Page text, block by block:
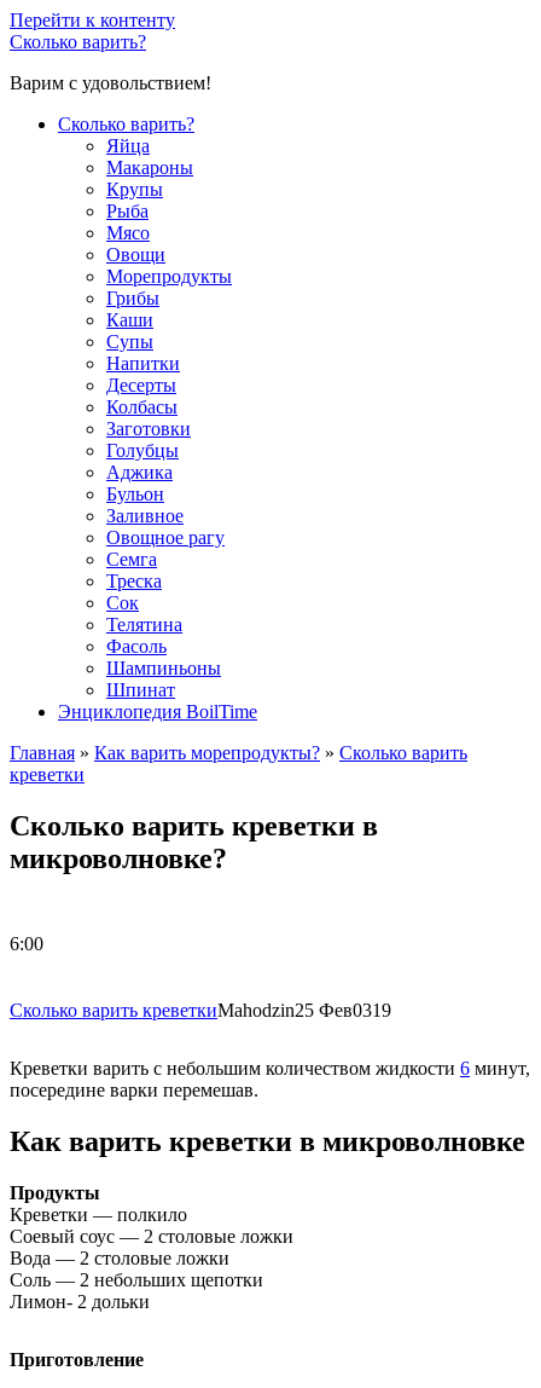
Перейти к контенту
Сколько варить?
Варим с удовольствием!
Сколько варить?
Яйца
Макароны
Крупы
Рыба
Мясо
Овощи
Морепродукты
Грибы
Каши
Супы
Напитки
Десерты
Колбасы
Заготовки
Голубцы
Аджика
Бульон
Заливное
Овощное рагу
Семга
Треска
Сок
Телятина
Фасоль
Шампиньоны
Шпинат
Энциклопедия BoilTime
Главная » Как варить морепродукты? » Сколько варить
креветки
Сколько варить креветки в
микроволновке?
6:00
Сколько варить креветкиMahodzin25 Фев0319
Креветки варить с небольшим количеством жидкости 6 минут,
посередине варки перемешав.
Как варить креветки в микроволновке
Продукты
Креветки — полкило
Соевый соус — 2 столовые ложки
Вода — 2 столовые ложки
Соль — 2 небольших щепотки
Лимон- 2 дольки
Приготовление